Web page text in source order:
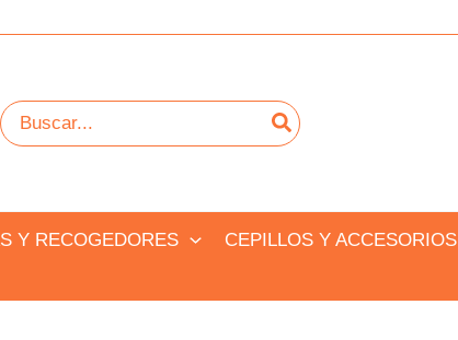
Buscar
por:
Y RECOGEDORES CEPILLOS Y ACCESORIOS